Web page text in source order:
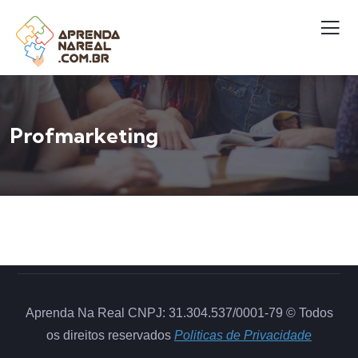
Profmarketing
Aprenda Na Real CNPJ: 31.304.537/0001-79 © Todos
os direitos reservados Politicas de Privacidade